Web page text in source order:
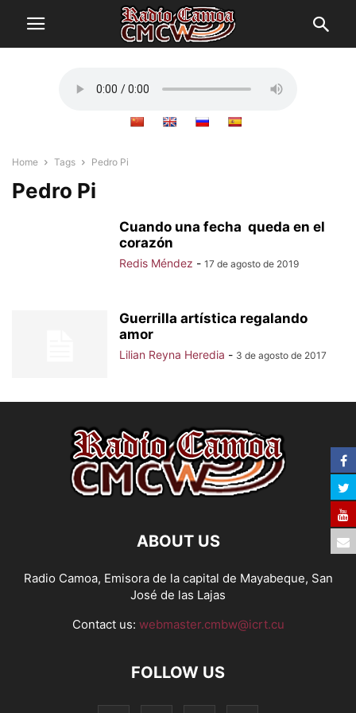
Home Tags Pedro Pi
Pedro Pi
Cuando una fecha queda en el
corazón
Redis Méndez - 17 de agosto de 2019
Guerrilla artística regalando
amor
Lilian Reyna Heredia - 3 de agosto de 2017
ABOUT US
Radio Camoa, Emisora de la capital de Mayabeque, San
José de las Lajas
Contact us: webmaster.cmbw@icrt.cu
FOLLOW US